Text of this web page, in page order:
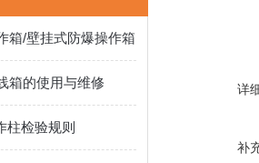
箱/壁挂式防爆操作箱
箱的使用与维修
柱检验规则
详
补